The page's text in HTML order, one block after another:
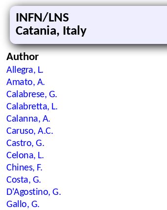
INFN/LNS
Catania, Italy
Author
Allegra, L.
Amato, A.
Calabrese, G.
Calabretta, L.
Calanna, A.
Caruso, A.C.
Castro, G.
Celona, L.
Chines, F.
Costa, G.
D'Agostino, G.
Gallo, G.